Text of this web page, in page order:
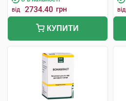
від 2734.40 грн
КУПИТИ
від